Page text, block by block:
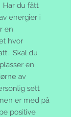
Har du fått
energier i
en
hvor
Skal du
en
av
sett
er med på
positive